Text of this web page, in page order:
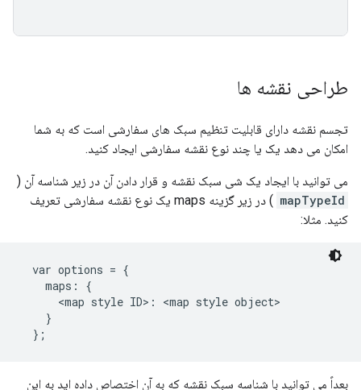
طراحی نقشه ها
تجسم نقشه دارای قابلیت تنظیم سبک های سفارشی است که به شما
امکان می دهد یک یا چند نوع نقشه سفارشی ایجاد کنید.
می توانید با ایجاد یک شی سبک نقشه و قرار دادن آن در زیر شناسه آن (
mapTypeId
) در زیر گزینه maps یک نوع نقشه سفارشی تعریف
کنید. مثلا:
  var options = {
    maps: {
      <map style ID>: <map style object>
    }
بعداً می توانید با شناسه سبک نقشه که به آن اختصاص داده اید به این